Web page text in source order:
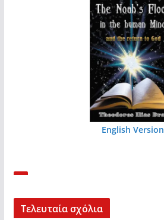
English Version
Τελευταία σχόλια